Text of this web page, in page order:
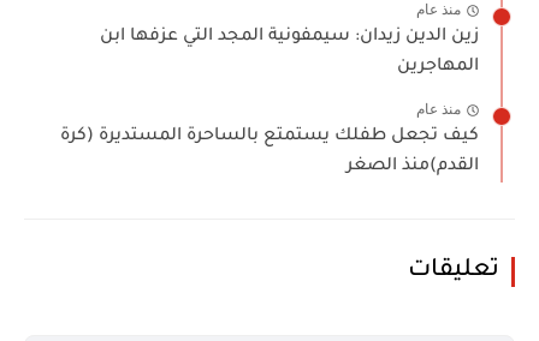
منذ عام
زين الدين زيدان: سيمفونية المجد التي عزفها ابن
المهاجرين
منذ عام
كيف تجعل طفلك يستمتع بالساحرة المستديرة (كرة
القدم)منذ الصغر
تعليقات